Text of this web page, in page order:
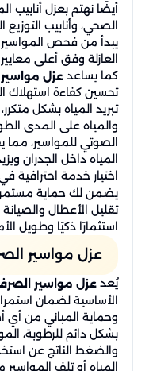
أيضًا نهتم بعزل أنابيب
الصحي، وأنابيب
يبدأ من فحص المواسير
العازلة وفق أعلى
كما يساعد عزل مواسير
تحسين كفاءة استهلاك
تبريد المياه بشكل
والمياه على المدى
الصوتي للمواسير،
المياه داخل الجدران
اختيار خدمة احترافية
يضمن لك حماية
تقليل الأعطال
استثمارًا ذكيًا وطويل
عزل مواسير
يُعد عزل مواسير
الأساسية لضمان
وحماية المباني من أي
بشكل دائم للرطوبة،
والضغط الناتج عن
المياه أو تلف